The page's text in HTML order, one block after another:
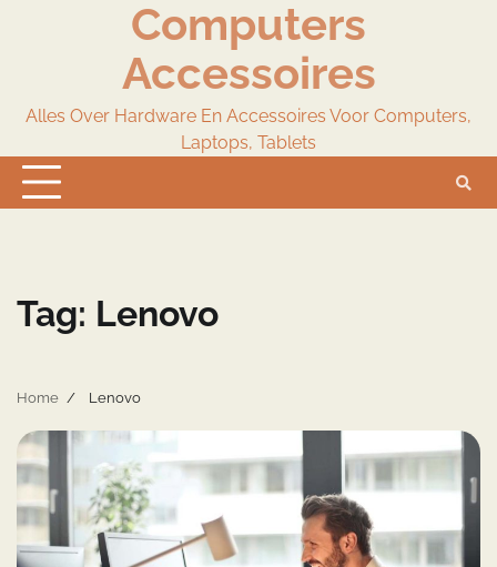
Computers
Accessoires
Alles Over Hardware En Accessoires Voor Computers,
Laptops, Tablets
Tag: Lenovo
Home Lenovo